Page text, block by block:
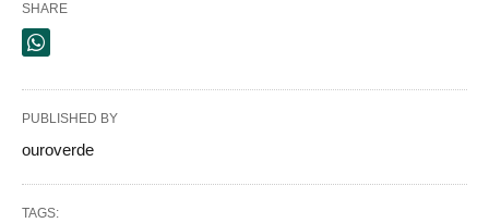
SHARE
PUBLISHED BY
ouroverde
TAGS: